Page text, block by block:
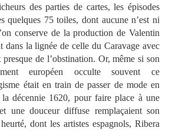
des parties de cartes, les épisodes
quelques 75 toiles, dont aucune n’est ni
conserve de la production de Valentin
dans la lignée de celle du Caravage avec
de l’obstination. Or, même si son
européen occulte souvent ce
était en train de passer de mode en
décennie 1620, pour faire place à une
une douceur diffuse remplaçaient son
dont les artistes espagnols, Ribera